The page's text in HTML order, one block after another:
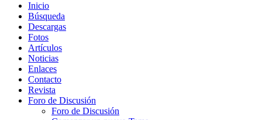
Inicio
Búsqueda
Descargas
Fotos
Artículos
Noticias
Enlaces
Contacto
Revista
Foro de Discusión
Foro de Discusión